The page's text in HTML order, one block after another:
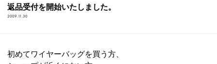
返品受付を開始いたしました。
2009.11.30
初めてワイヤーバッグを買う方、